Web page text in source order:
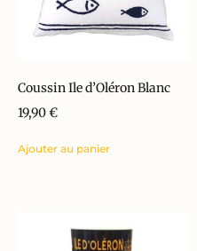
Coussin Ile d’Oléron Blanc
19,90€
Ajouter au panier